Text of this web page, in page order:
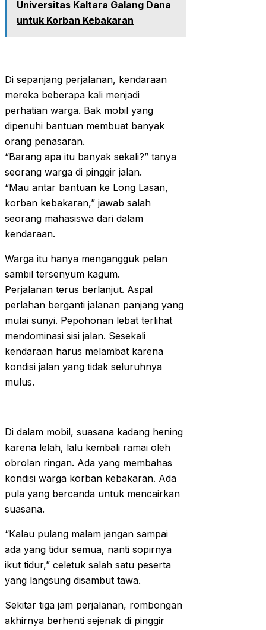
Universitas Kaltara Galang Dana
untuk Korban Kebakaran
Di sepanjang perjalanan, kendaraan
mereka beberapa kali menjadi
perhatian warga. Bak mobil yang
dipenuhi bantuan membuat banyak
orang penasaran.
“Barang apa itu banyak sekali?” tanya
seorang warga di pinggir jalan.
“Mau antar bantuan ke Long Lasan,
korban kebakaran,” jawab salah
seorang mahasiswa dari dalam
kendaraan.
Warga itu hanya mengangguk pelan
sambil tersenyum kagum.
Perjalanan terus berlanjut. Aspal
perlahan berganti jalanan panjang yang
mulai sunyi. Pepohonan lebat terlihat
mendominasi sisi jalan. Sesekali
kendaraan harus melambat karena
kondisi jalan yang tidak seluruhnya
mulus.
Di dalam mobil, suasana kadang hening
karena lelah, lalu kembali ramai oleh
obrolan ringan. Ada yang membahas
kondisi warga korban kebakaran. Ada
pula yang bercanda untuk mencairkan
suasana.
“Kalau pulang malam jangan sampai
ada yang tidur semua, nanti sopirnya
ikut tidur,” celetuk salah satu peserta
yang langsung disambut tawa.
Sekitar tiga jam perjalanan, rombongan
akhirnya berhenti sejenak di pinggir